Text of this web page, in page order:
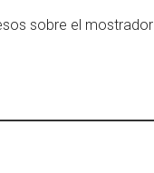
sobre el mostrador